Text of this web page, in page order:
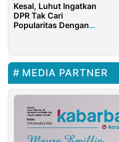
Kesal, Luhut Ingatkan
DPR Tak Cari
Popularitas Dengan
MEDIA PARTNER